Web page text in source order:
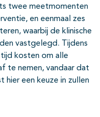
twee meetmomenten
en eenmaal zes
waarbij de klinische
vastgelegd. Tijdens
kosten om alle
te nemen, vandaar dat
hier een keuze in zullen